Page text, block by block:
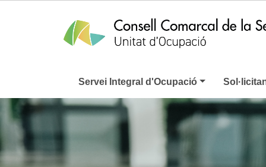
Servei Integral d'Ocupació